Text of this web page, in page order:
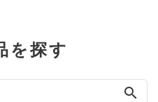
を探す
search